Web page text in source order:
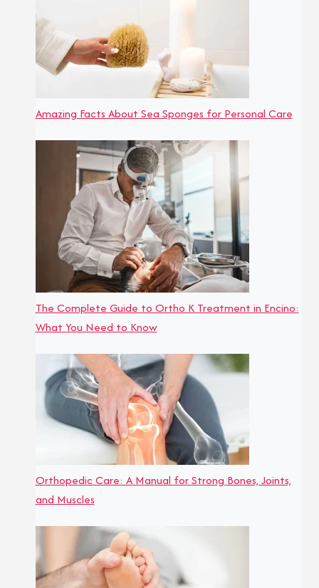
Amazing Facts About Sea Sponges for Personal Care
The Complete Guide to Ortho K Treatment in Encino:
What You Need to Know
Orthopedic Care: A Manual for Strong Bones, Joints,
and Muscles